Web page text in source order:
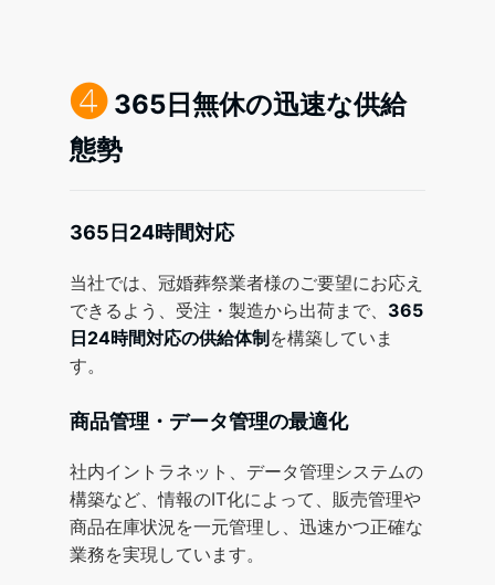
❹365日無休の迅速な供給
態勢
365日24時間対応
当社では、冠婚葬祭業者様のご要望にお応え
できるよう、受注・製造から出荷まで、 365
日24時間対応の供給体制を構築していま
す。
商品管理・データ管理の最適化
社内イントラネット、データ管理システムの
構築など、情報のIT化によって、販売管理や
商品在庫状況を一元管理し、迅速かつ正確な
業務を実現しています。